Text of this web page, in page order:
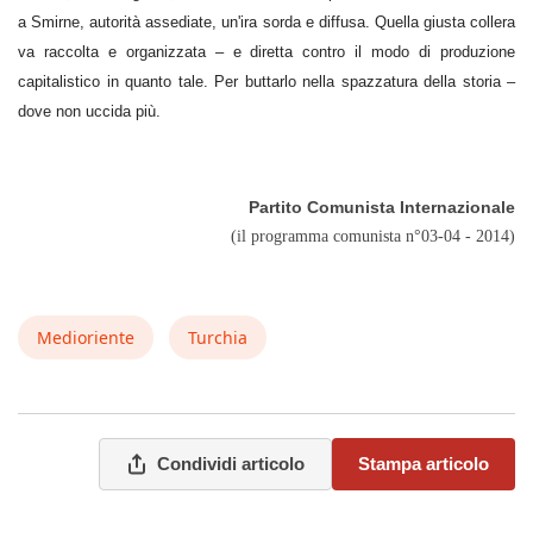
a Smirne, autorità assediate, un'ira sorda e diffusa. Quella giusta collera
va raccolta e organizzata – e diretta contro il modo di produzione
capitalistico in quanto tale. Per buttarlo nella spazzatura della storia –
dove non uccida più.
Partito Comunista Internazionale
(il programma comunista n°03-04 - 2014)
Medioriente Turchia
Condividi articolo Stampa articolo